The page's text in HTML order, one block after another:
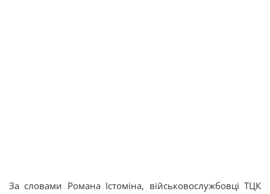
За словами Романа Істоміна, військовослужбовці ТЦК